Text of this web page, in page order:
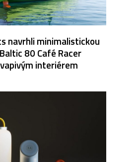
navrhli minimalistickou
80 Café Racer
interiérem